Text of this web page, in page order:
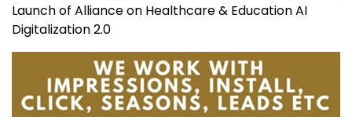
Launch of Alliance on Healthcare & Education AI
Digitalization 2.0